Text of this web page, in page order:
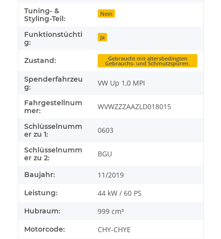
Tuning- &
Styling-Teil:
Nein
Funktionstüchti
g:
Ja
Zustand: Gebraucht mit altersbedingten
Gebrauchs- und Schmutzspuren.
Spenderfahrzeu
g:
VW Up 1,0 MPI
Fahrgestellnum
mer:
WVWZZZAAZLD018015
Schlüsselnumm
er zu 1:
0603
Schlüsselnumm
er zu 2:
BGU
Baujahr: 11/2019
Leistung: 44 kW / 60 PS
Hubraum: 999 cm³
Motorcode: CHY-CHYE